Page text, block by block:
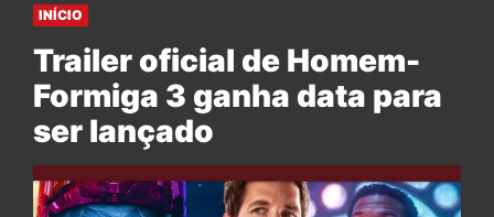
INÍCIO
Trailer oficial de Homem-
Formiga 3 ganha data para
ser lançado